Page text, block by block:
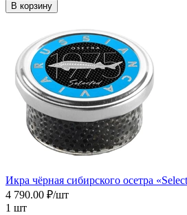
В корзину
Икра чёрная сибирского осетра
4 790.00 ₽/шт
1 шт